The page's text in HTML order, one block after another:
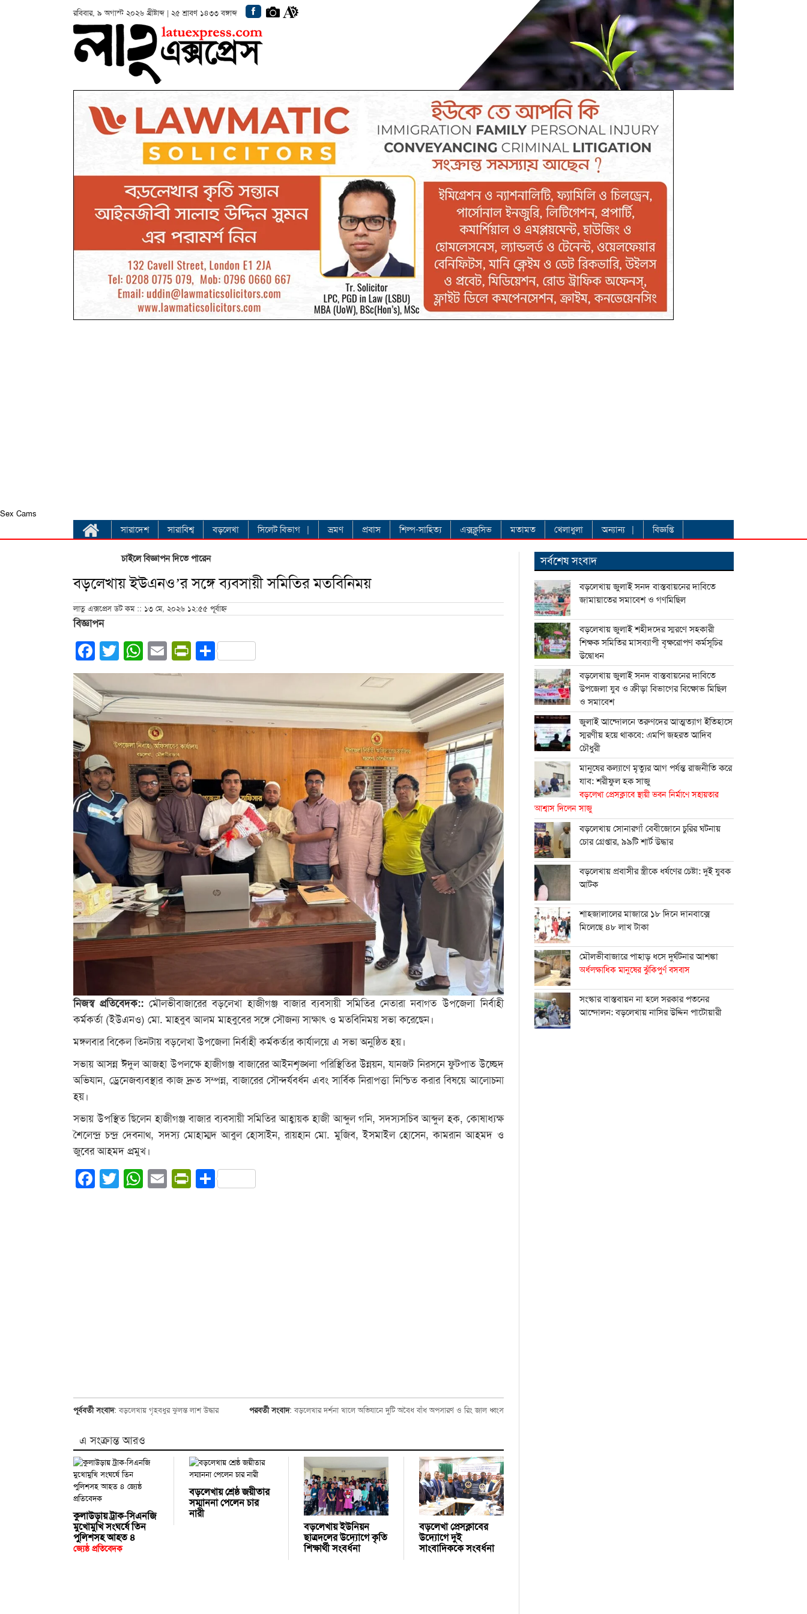
রবিবার, ৯ অগাস্ট ২০২৬ খ্রীষ্টাব্দ | ২৫ শ্রাবণ ১৪৩৩ বঙ্গাব্দ
Sex Cams
সারাদেশ সারাবিশ্ব বড়লেখা সিলেট বিভাগ ভ্রমণ প্রবাস শিল্প-সাহিত্য এক্সক্লুসিভ মতামত খেলাধুলা অন্যান্য বিজ্ঞপ্তি
চাইলে বিজ্ঞাপন দিতে পারেন
বড়লেখায় ইউএনও’র সঙ্গে ব্যবসায়ী সমিতির মতবিনিময়
লাতু এক্সপ্রেস ডট কম :: ১৩ মে, ২০২৬ ১২:৫৫ পূর্বাহ্ন
বিজ্ঞাপন
Facebook
Twitter
WhatsApp
EmailPrintFriendly
Share
নিজস্ব প্রতিবেদক::মৌলভীবাজারের বড়লেখা হাজীগঞ্জ বাজার ব্যবসায়ী সমিতির নেতারা নবাগত উপজেলা নির্বাহী
কর্মকর্তা (ইউএনও) মো. মাহবুব আলম মাহবুবের সঙ্গে সৌজন্য সাক্ষাৎ ও মতবিনিময় সভা করেছেন।
মঙ্গলবার বিকেল তিনটায় বড়লেখা উপজেলা নির্বাহী কর্মকর্তার কার্যালয়ে এ সভা অনুষ্ঠিত হয়।
সভায় আসন্ন ঈদুল আজহা উপলক্ষে হাজীগঞ্জ বাজারের আইনশৃঙ্খলা পরিস্থিতির উন্নয়ন, যানজট নিরসনে ফুটপাত উচ্ছেদ
অভিযান, ড্রেনেজব্যবস্থার কাজ দ্রুত সম্পন্ন, বাজারের সৌন্দর্যবর্ধন এবং সার্বিক নিরাপত্তা নিশ্চিত করার বিষয়ে আলোচনা
হয়।
সভায় উপস্থিত ছিলেন হাজীগঞ্জ বাজার ব্যবসায়ী সমিতির আহ্বায়ক হাজী আব্দুল গনি, সদস্যসচিব আব্দুল হক, কোষাধ্যক্ষ
শৈলেন্দ্র চন্দ্র দেবনাথ, সদস্য মোহাম্মদ আবুল হোসাইন, রায়হান মো. মুজিব, ইসমাইল হোসেন, কামরান আহমদ ও
জুবের আহমদ প্রমুখ।
Facebook
Twitter
WhatsApp
EmailPrintFriendly
Share
পূর্ববর্তী সংবাদ:বড়লেখায় গৃহবধুর ঝুলন্ত লাশ উদ্ধার পরবর্তী সংবাদ:বড়লেখার দর্শনা খালে অভিযানে দুটি অবৈধ বাঁধ অপসারণ ও রিং জাল ধ্বংস
এ সংক্রান্ত আরও
কুলাউড়ায় ট্রাক-সিএনজি
মুখোমুখি সংঘর্ষে তিন
পুলিশসহ আহত ৪
জ্যেষ্ঠ প্রতিবেদক
বড়লেখায় শ্রেষ্ঠ জয়ীতার
সম্মাননা পেলেন চার
নারী
বড়লেখায় ইউনিয়ন
ছাত্রদলের উদ্যোগে কৃতি
শিক্ষার্থী সংবর্ধনা
বড়লেখা প্রেসক্লাবের
উদ্যোগে দুই
সাংবাদিককে সংবর্ধনা
সর্বশেষ সংবাদ
বড়লেখায় জুলাই সনদ বাস্তবায়নের দাবিতে
জামায়াতের সমাবেশ ও গণমিছিল
বড়লেখায় জুলাই শহীদদের স্মরণে সহকারী
শিক্ষক সমিতির মাসব্যাপী বৃক্ষরোপণ কর্মসূচির
উদ্বোধন
বড়লেখায় জুলাই সনদ বাস্তবায়নের দাবিতে
উপজেলা যুব ও ক্রীড়া বিভাগের বিক্ষোভ মিছিল
ও সমাবেশ
জুলাই আন্দোলনে তরুণদের আত্মত্যাগ ইতিহাসে
স্মরণীয় হয়ে থাকবে: এমপি জহরত আদিব
চৌধুরী
মানুষের কল্যাণে মৃত্যুর আগ পর্যন্ত রাজনীতি করে
যাব: শরীফুল হক সাজু
বড়লেখা প্রেসক্লাবে স্থায়ী ভবন নির্মাণে সহায়তার
আশ্বাস দিলেন সাজু
বড়লেখায় সোনারগাঁ বেবীজোনে চুরির ঘটনায়
চোর গ্রেপ্তার, ৯৯টি শার্ট উদ্ধার
বড়লেখায় প্রবাসীর স্ত্রীকে ধর্ষণের চেষ্টা: দুই যুবক
আটক
শাহ্জালালের মাজারে ১৮ দিনে দানবাক্সে
মিলেছে ৪৮ লাখ টাকা
মৌলভীবাজারে পাহাড় ধসে দুর্ঘটনার আশঙ্কা
অর্ধলক্ষাধিক মানুষের ঝুঁকিপুর্ণ বসবাস
সংস্কার বাস্তবায়ন না হলে সরকার পতনের
আন্দোলন: বড়লেখায় নাসির উদ্দিন পাটোয়ারী